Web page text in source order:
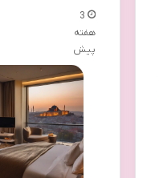
3
هفته
پیش